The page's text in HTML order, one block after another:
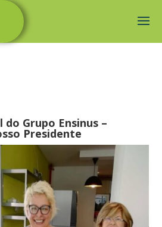
do Grupo Ensinus –
Presidente